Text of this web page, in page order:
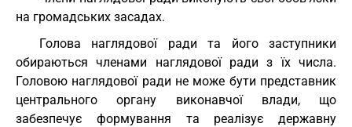
на громадських засадах.
Голова наглядової ради та його заступники
обираються членами наглядової ради з їх числа.
Головою наглядової ради не може бути представник
центрального органу виконавчої влади, що
забезпечує формування та реалізує державну